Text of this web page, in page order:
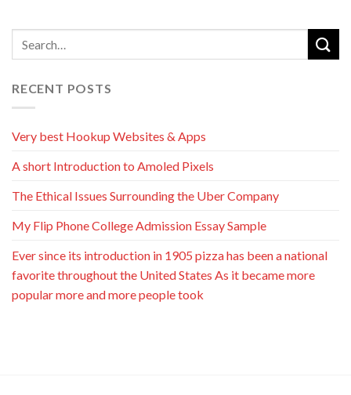
RECENT POSTS
Very best Hookup Websites & Apps
A short Introduction to Amoled Pixels
The Ethical Issues Surrounding the Uber Company
My Flip Phone College Admission Essay Sample
Ever since its introduction in 1905 pizza has been a national
favorite throughout the United States As it became more
popular more and more people took